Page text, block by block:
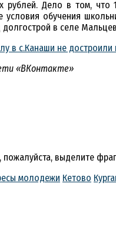
Дело в том, что
условия обучения
долгострой в селе
в с.Канаши не достроили
«ВКонтакте»
выделите
молодежи Кетово